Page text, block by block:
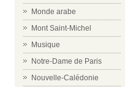
Monde arabe
Mont Saint-Michel
Musique
Notre-Dame de Paris
Nouvelle-Calédonie